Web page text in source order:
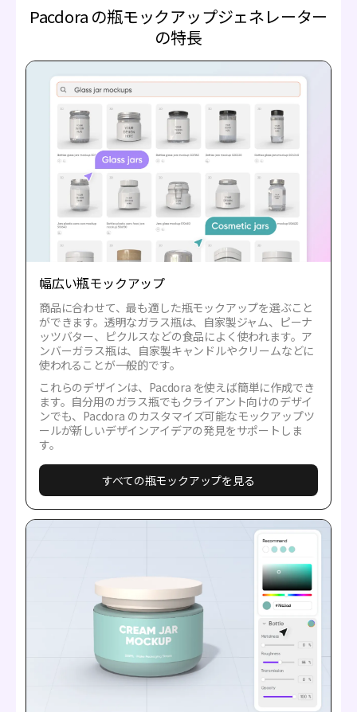
Pacdora の瓶モックアップジェネレーター
の特長
幅広い瓶モックアップ
商品に合わせて、最も適した瓶モックアップを選ぶこと
ができます。透明なガラス瓶は、自家製ジャム、ピーナ
ッツバター、ピクルスなどの食品によく使われます。ア
ンバーガラス瓶は、自家製キャンドルやクリームなどに
使われることが一般的です。
これらのデザインは、Pacdora を使えば簡単に作成でき
ます。自分用のガラス瓶でもクライアント向けのデザイ
ンでも、Pacdora のカスタマイズ可能なモックアップツ
ールが新しいデザインアイデアの発見をサポートしま
す。
すべての瓶モックアップを見る